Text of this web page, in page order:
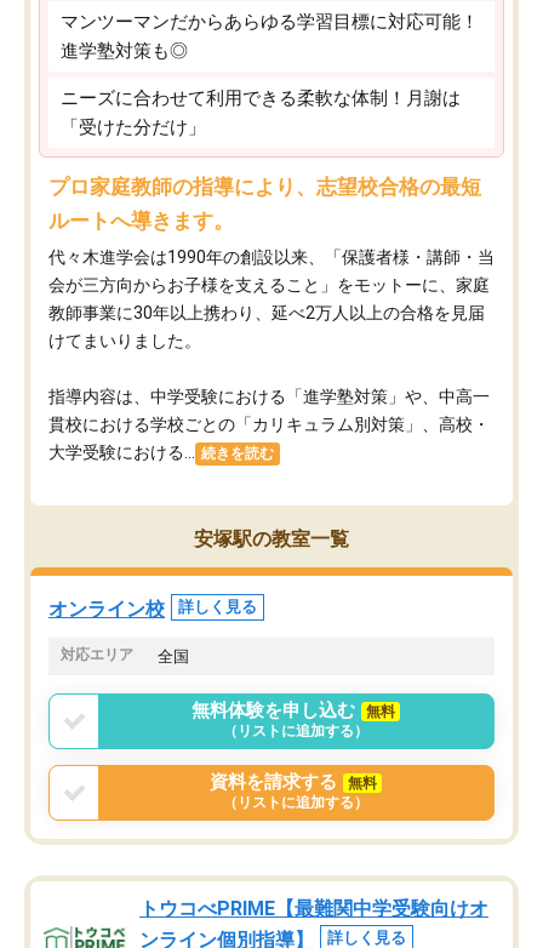
マンツーマンだからあらゆる学習目標に対応可能！
進学塾対策も◎
ニーズに合わせて利用できる柔軟な体制！月謝は
「受けた分だけ」
プロ家庭教師の指導により、志望校合格の最短
ルートへ導きます。
代々木進学会は1990年の創設以来、「保護者様・講師・当
会が三方向からお子様を支えること」をモットーに、家庭
教師事業に30年以上携わり、延べ2万人以上の合格を見届
けてまいりました。
指導内容は、中学受験における「進学塾対策」や、中高一
貫校における学校ごとの「カリキュラム別対策」、高校・
大学受験における...
続きを読む
安塚駅の教室一覧
オンライン校 詳しく見る
対応エリア 全国
無料体験を申し込む
無料
（リストに追加する）
資料を請求する
無料
（リストに追加する）
トウコべPRIME【最難関中学受験向けオ
ンライン個別指導】
詳しく見る